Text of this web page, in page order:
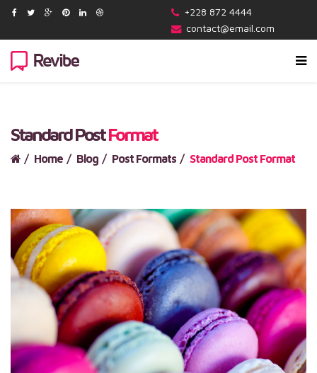
+228 872 4444
contact@email.com
Standard PostFormat
Home Blog Post Formats Standard Post Format